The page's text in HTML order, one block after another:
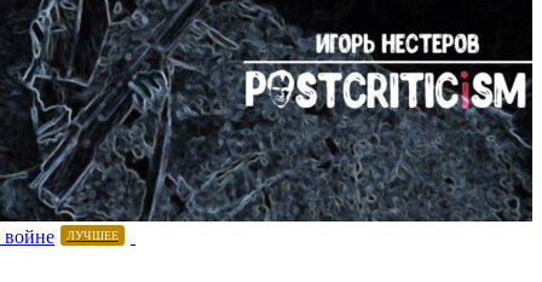
ЛУЧШЕЕ